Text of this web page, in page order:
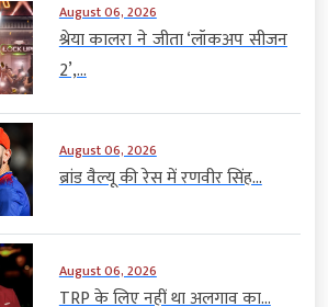
August 06, 2026
श्रेया कालरा ने जीता ‘लॉकअप सीजन
2’,...
August 06, 2026
ब्रांड वैल्यू की रेस में रणवीर सिंह...
August 06, 2026
TRP के लिए नहीं था अलगाव का...